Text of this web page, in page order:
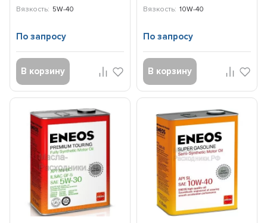
Вязкость: 5W-40
По запросу
В корзину
Вязкость: 10W-40
По запросу
В корзину